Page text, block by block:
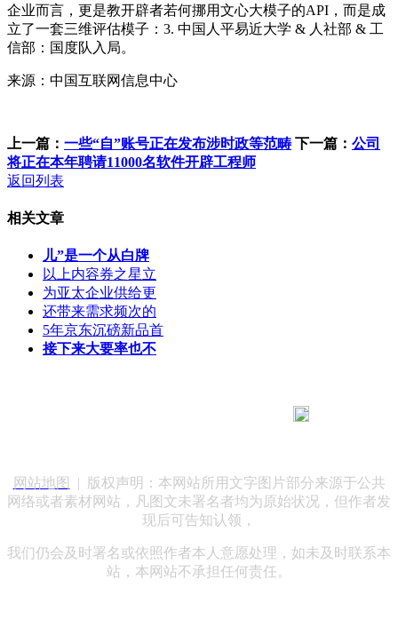
企业而言，更是教开辟者若何挪用文心大模子的API，而是成
立了一套三维评估模子：3. 中国人平易近大学 & 人社部 & 工
信部：国度队入局。
来源：中国互联网信息中心
上一篇： 一些“自”账号正在发布涉时政等范畴 下一篇： 公司
将正在本年聘请11000名软件开辟工程师
返回列表
相关文章
儿”是一个从白牌
以上内容券之星立
为亚太企业供给更
还带来需求频次的
5年京东沉磅新品首
接下来大要率也不
网站地图
| 版权声明：本网站所用文字图片部分来源于公共
网络或者素材网站，凡图文未署名者均为原始状况，但作者发
现后可告知认领，
我们仍会及时署名或依照作者本人意愿处理，如未及时联系本
站，本网站不承担任何责任。